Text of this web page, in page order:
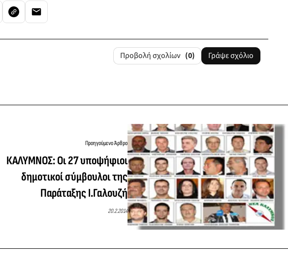
Προβολή σχολίων (0) Γράψε σχόλιο
Προηγούμενο Άρθρο
ΚΑΛΥΜΝΟΣ: Οι 27 υποψήφιοι
δημοτικοί σύμβουλοι της
Παράταξης Ι.Γαλουζή
20.2.2014